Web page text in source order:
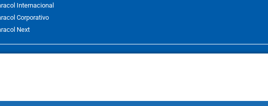
Internacional
Corporativo
Next
de los
D.R.A. Prohibida su reproducción total o parcial, así como su traducción a
in whole or in part, or translation without written permission is prohibited.